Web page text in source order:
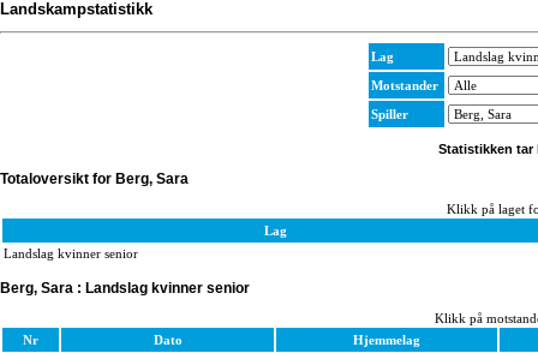
Landskampstatistikk
Lag
Motstander
Spiller
Statistikken tar
Totaloversikt for Berg, Sara
Klikk på laget
Lag
Landslag kvinner senior
Berg, Sara : Landslag kvinner senior
Klikk på
Nr
Dato
Hjemmelag